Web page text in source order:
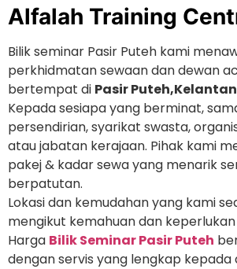
Alfalah Training
Bilik seminar Pasir Puteh kami
perkhidmatan sewaan dan dewan
bertempat di Pasir Puteh,Kelantan
Kepada sesiapa yang berminat,
persendirian, syarikat swasta,
atau jabatan kerajaan. Pihak kami
pakej & kadar sewa yang menarik
berpatutan.
Lokasi dan kemudahan yang kami
mengikut kemahuan dan
Harga Bilik Seminar Pasir Puteh
dengan servis yang lengkap kepada